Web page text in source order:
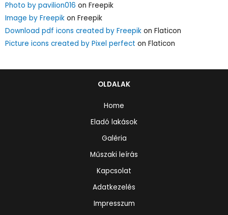
Photo by pavilion016 on Freepik
Image by Freepik on Freepik
Download pdf icons created by Freepik on Flaticon
Picture icons created by Pixel perfect on Flaticon
OLDALAK
Home
Eladó lakások
Galéria
Műszaki leírás
Kapcsolat
Adatkezelés
Impresszum